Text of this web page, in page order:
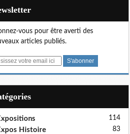
vous pour être averti des
articles publiés.
114
Histoire 83